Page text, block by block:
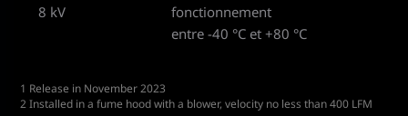
8 kV
fonctionnement
entre -40 °C et +80 °C
1 Release in November 2023
2 Installed in a fume hood with a blower, velocity no less than 400 LFM